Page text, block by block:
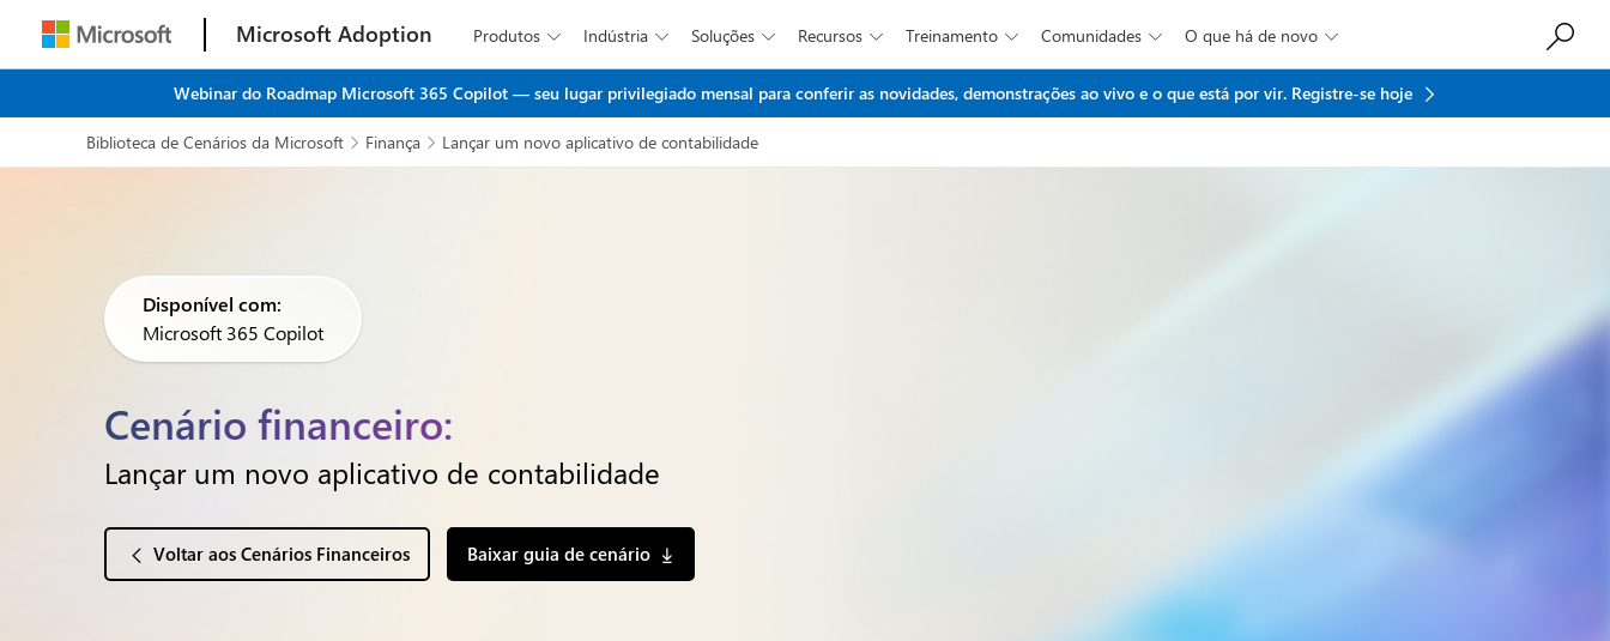
Ir para o conteúdo principal
Microsoft Adoption Produtos  Indústria  Soluções  Recursos  Treinamento  Comunidades  O que há de novo 
Webinar do Roadmap Microsoft 365 Copilot — seu lugar privilegiado mensal para conferir as novidades, demonstrações ao vivo e o que está por vir. Registre-se hoje
Biblioteca de Cenários da Microsoft  Finança  Lançar um novo aplicativo de contabilidade
Disponível com:
Microsoft 365 Copilot
Cenário financeiro:
Lançar um novo aplicativo de contabilidade
Voltar aos Cenários Financeiros Baixar guia de cenário